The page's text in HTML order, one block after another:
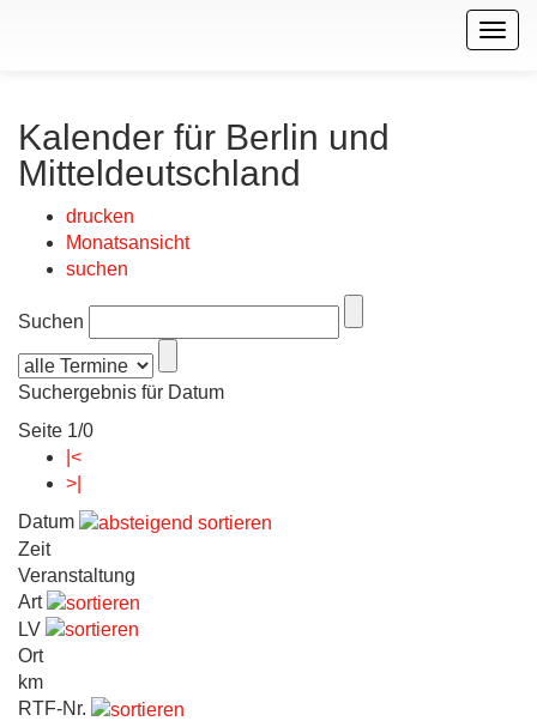
Kalender für Berlin und
Mitteldeutschland
drucken
Monatsansicht
suchen
Suchen
Suchergebnis für Datum
Seite 1/0
|<
>|
Datum
Zeit
Veranstaltung
Art
LV
Ort
km
RTF-Nr.